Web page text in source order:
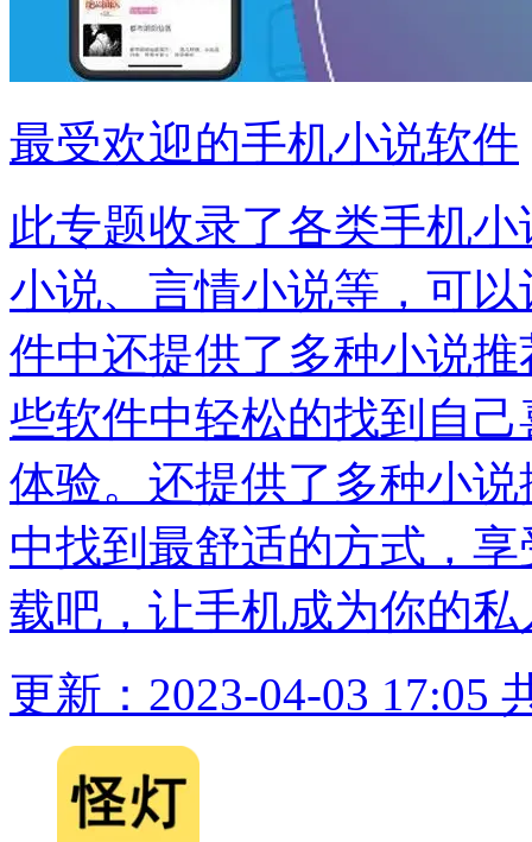
最受欢迎的手机小说软件
此专题收录了各类手机
小说、言情小说等，可
件中还提供了多种小说
些软件中轻松的找到自
体验。还提供了多种小
中找到最舒适的方式，
载吧，让手机成为你的
更新：2023-04-03 17:05